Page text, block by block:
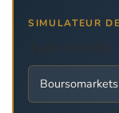
SIMULATEUR